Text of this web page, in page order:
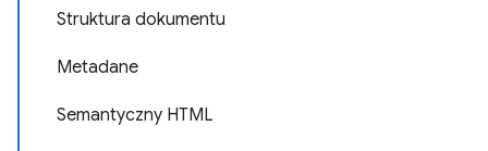
Struktura dokumentu
Metadane
Semantyczny HTML